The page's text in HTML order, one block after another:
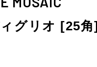
グリオ [25角